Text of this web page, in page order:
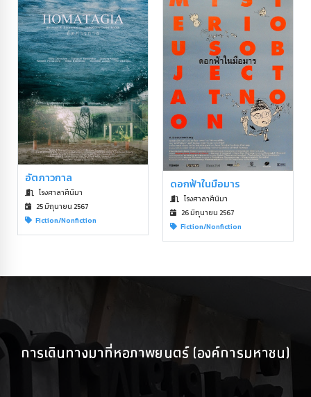
อัตภาวกาล
โรงศาลาศีนิมา
25 มิถุนายน 2567
Fiction/Nonfiction
ดอกฟ้าในมือมาร
โรงศาลาศีนิมา
26 มิถุนายน 2567
Fiction/Nonfiction
การเดินทางมาที่หอภาพยนตร์ (องค์การมหาชน)